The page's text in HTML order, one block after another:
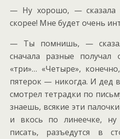
— Ну хорошо, — сказала
скорее! Мне будет очень
— Ты помнишь, —
сначала разные
«три»… «Четыре»,
пятерок — никогда. И дед
смотрел тетрадки по
знаешь, всякие эти
и вкось по линеечке,
писать, разъедутся в